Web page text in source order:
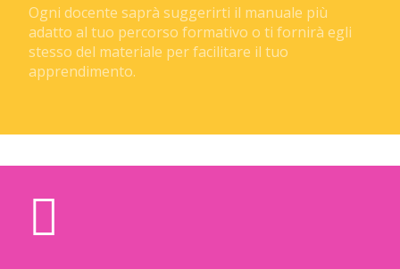
Ogni docente saprà suggerirti il manuale più
adatto al tuo percorso formativo o ti fornirà egli
stesso del materiale per facilitare il tuo
apprendimento.